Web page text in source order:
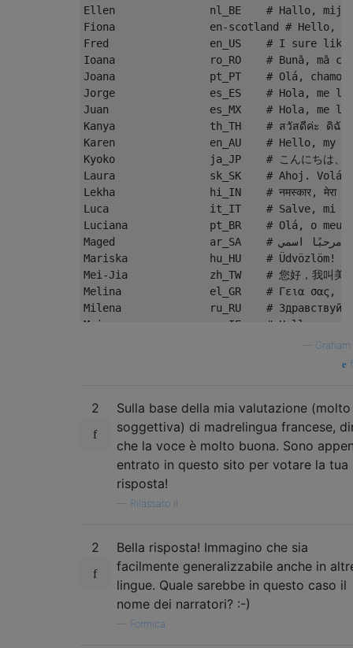
Ellen               nl_BE    # Hallo, mijn
Fiona               en-scotland # Hello, my
Fred                en_US    # I sure like
Ioana               ro_RO    # Bună, mă
Joana               pt_PT    # Olá, chamo-
Jorge               es_ES    # Hola, me
Juan                es_MX    # Hola, me
Kanya               th_TH    # สวัสดีค่ะ ดิฉันชื่
Karen               en_AU    # Hello, my
Kyoko               ja_JP    # こんにちは、私の名
Laura               sk_SK    # Ahoj. Volám
Lekha               hi_IN    # नमस्कार, मेरा नाम
Luca                it_IT    # Salve, mi
Luciana             pt_BR    # Olá, o meu
Maged               ar_SA    # مرحبًا اسمي Maged. أنا عربي من السعودية.
Mariska             hu_HU    # Üdvözlöm!
Mei-Jia             zh_TW    # 您好，我叫美佳
Melina              el_GR    # Γεια σας,
Milena              ru_RU    # Здравствуйте,
Moira               en_IE    # Hello, my
Monica              es_ES    # Hola, me
Nora                nb_NO    # Hei, jeg
Sara                da_DK    # Hej, jeg
Satu                fi_FI    # Hei, minun
Serena              en_GB    # Hello, my
Sin-ji              zh_HK    # 您好，我叫
Tessa               en_ZA    # Hello, my
Thomas              fr_FR    # Bonjour, je
Ting-Ting           zh_CN    # 您好，我叫Ting-
Victoria            en_US    # Isn't it
Xander              nl_NL    # Hallo, mijn
Yelda               tr_TR    # Merhaba,
Yuna                ko_KR    # 안녕하세요. 제
Yuri                ru_RU    # Здравствуйте,
2
Sulla base della mia valutazione (molto
soggettiva) di madrelingua francese,
che la voce è molto buona. Sono
entrato in questo sito per votare la tua
risposta!
Rilassato il
2
Bella risposta! Immagino che sia
facilmente generalizzabile anche in
lingue. Quale sarebbe in questo caso il
nome dei narratori? :-)
Formica